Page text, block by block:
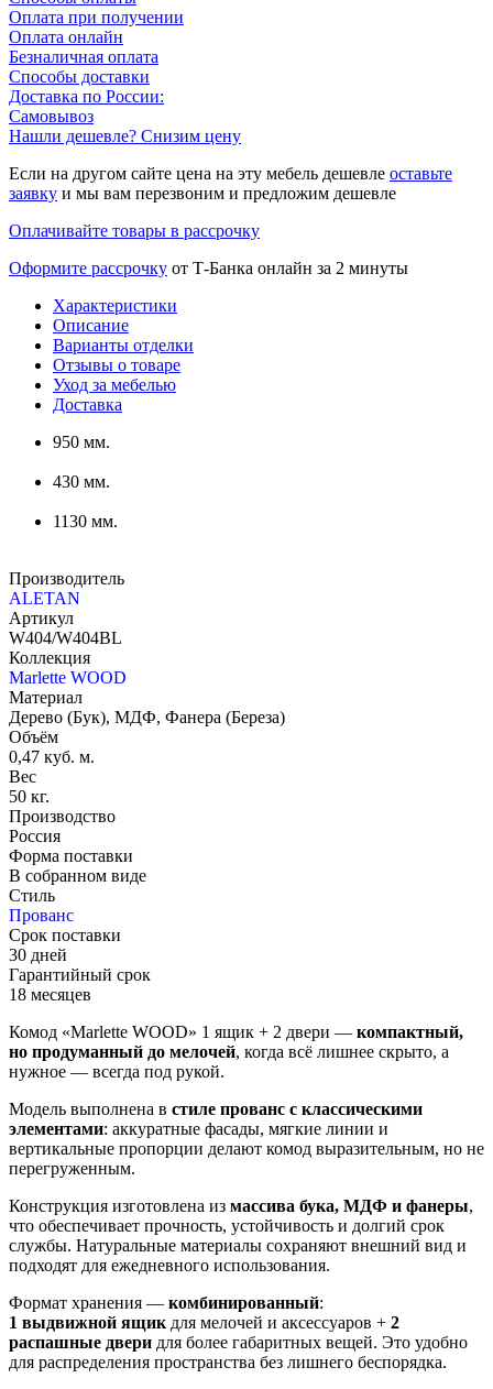
Оплата при получении
Оплата онлайн
Безналичная оплата
Способы доставки
Доставка по России:
Самовывоз
Нашли дешевле? Снизим цену
Если на другом сайте цена на эту мебель дешевле оставьте
заявку и мы вам перезвоним и предложим дешевле
Оплачивайте товары в рассрочку
Оформите рассрочку от Т-Банка онлайн за 2 минуты
Характеристики
Описание
Варианты отделки
Отзывы о товаре
Уход за мебелью
Доставка
950 мм.
430 мм.
1130 мм.
Производитель
ALETAN
Артикул
W404/W404BL
Коллекция
Marlette WOOD
Материал
Дерево (Бук), МДФ, Фанера (Береза)
Объём
0,47 куб. м.
Вес
50 кг.
Производство
Россия
Форма поставки
В собранном виде
Стиль
Прованс
Срок поставки
30 дней
Гарантийный срок
18 месяцев
Комод «Marlette WOOD» 1 ящик + 2 двери — компактный,
но продуманный до мелочей, когда всё лишнее скрыто, а
нужное — всегда под рукой.
Модель выполнена в стиле прованс с классическими
элементами: аккуратные фасады, мягкие линии и
вертикальные пропорции делают комод выразительным, но не
перегруженным.
Конструкция изготовлена из массива бука, МДФ и фанеры,
что обеспечивает прочность, устойчивость и долгий срок
службы. Натуральные материалы сохраняют внешний вид и
подходят для ежедневного использования.
Формат хранения — комбинированный:
1 выдвижной ящик для мелочей и аксессуаров + 2
распашные двери для более габаритных вещей. Это удобно
для распределения пространства без лишнего беспорядка.